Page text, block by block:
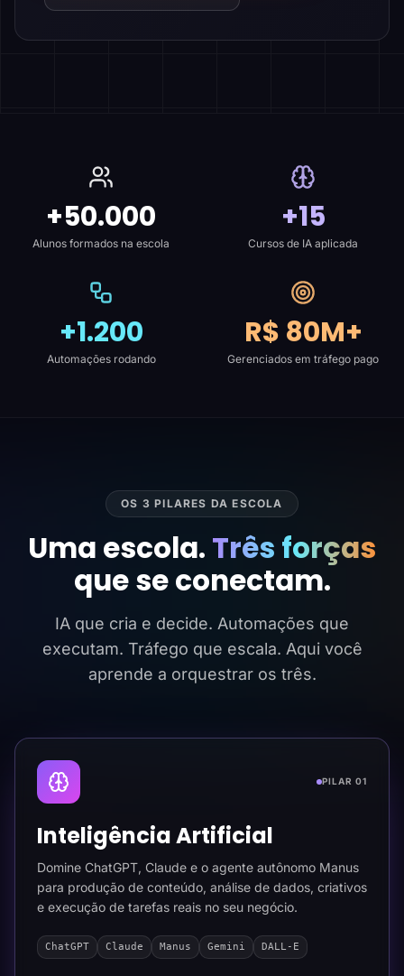
+50.000
Alunos formados na escola
+15
Cursos de IA aplicada
+1.200
Automações rodando
R$ 80M+
Gerenciados em tráfego pago
OS 3 PILARES DA ESCOLA
Uma escola. Três forças
que se conectam.
IA que cria e decide. Automações que
executam. Tráfego que escala. Aqui você
aprende a orquestrar os três.
PILAR 01
Inteligência Artificial
Domine ChatGPT, Claude e o agente autônomo Manus
para produção de conteúdo, análise de dados, criativos
e execução de tarefas reais no seu negócio.
ChatGPT Claude Manus Gemini DALL-E